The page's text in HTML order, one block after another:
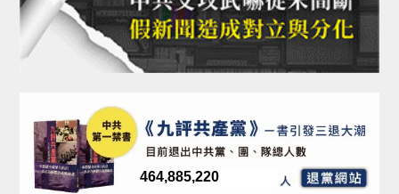
464,885,220